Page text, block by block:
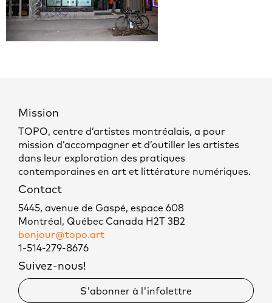
Mission
TOPO, centre d’artistes montréalais, a pour
mission d’accompagner et d’outiller les artistes
dans leur exploration des pratiques
contemporaines en art et littérature numériques.
Contact
5445, avenue de Gaspé, espace 608
Montréal, Québec Canada H2T 3B2
bonjour@topo.art
1-514-279-8676
Suivez-nous!
S'abonner à l'infolettre